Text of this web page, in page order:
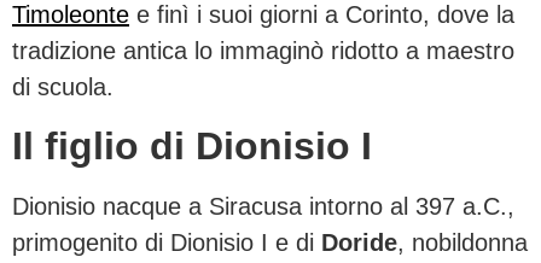
Timoleonte e finì i suoi giorni a Corinto, dove la
tradizione antica lo immaginò ridotto a maestro
di scuola.
Il figlio di Dionisio I
Dionisio nacque a Siracusa intorno al 397 a.C.,
primogenito di Dionisio I e di Doride, nobildonna